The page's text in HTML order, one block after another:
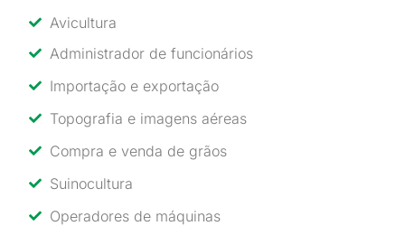
Avicultura
Administrador de funcionários
Importação e exportação
Topografia e imagens aéreas
Compra e venda de grãos
Suinocultura
Operadores de máquinas